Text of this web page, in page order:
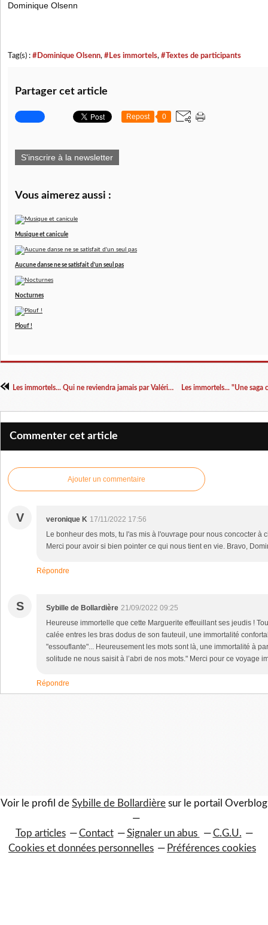
Dominique Olsenn
Tag(s) : #Dominique Olsenn, #Les immortels, #Textes de participants
Partager cet article
Repost 0
S'inscrire à la newsletter
Vous aimerez aussi :
Musique et canicule
Aucune danse ne se satisfait d'un seul pas
Nocturnes
Plouf !
Les immortels... Qui ne reviendra jamais par Valérie W.
Commenter cet article
Ajouter un commentaire
V veronique K 17/11/2022 17:56
Le bonheur des mots, tu l'as mis à l'ouvrage pour nous concocter à
Merci pour avoir si bien pointer ce qui nous tient en vie. Bravo,
Répondre
S Sybille de Bollardière 21/09/2022 09:25
Heureuse immortelle que cette Marguerite effeuillant ses jeudis !
calée entres les bras dodus de son fauteuil, une immortalité
"essouflante"... Heureusement les mots sont là, une immortalité à
solitude ne nous saisit à l’abri de nos mots." Merci pour ce voyage
Répondre
Voir le profil de Sybille de Bollardière sur le portail Overblog
Top articles Contact Signaler un abus
C.G.U.
Cookies et données personnelles
Préférences cookies